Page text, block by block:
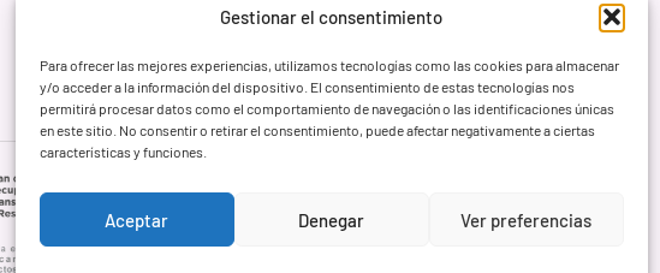
Gestionar el consentimiento
Para ofrecer las mejores experiencias, utilizamos tecnologías como las cookies para almacenar
y/o acceder a la información del dispositivo. El consentimiento de estas tecnologías nos
permitirá procesar datos como el comportamiento de navegación o las identificaciones únicas
en este sitio. No consentir o retirar el consentimiento, puede afectar negativamente a ciertas
características y funciones.
Aceptar Denegar Ver preferencias